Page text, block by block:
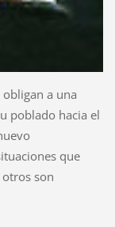
a una
poblado hacia el
que
son